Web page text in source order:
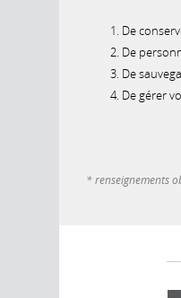
De
De
De
De gérer
* renseignements